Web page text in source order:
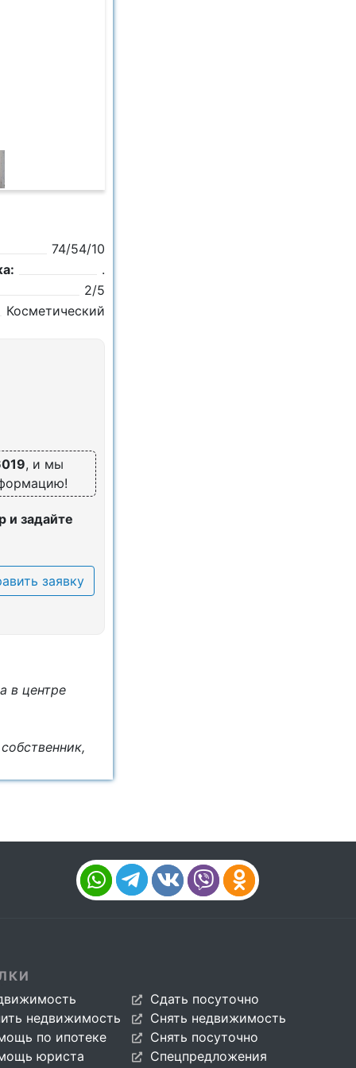
74/54/10
.
2/5
Косметический
, и мы
и задайте
заявку
в центре
недвижимость
по ипотеке
юриста
Сдать посуточно
Снять недвижимость
Снять посуточно
Спецпредложения